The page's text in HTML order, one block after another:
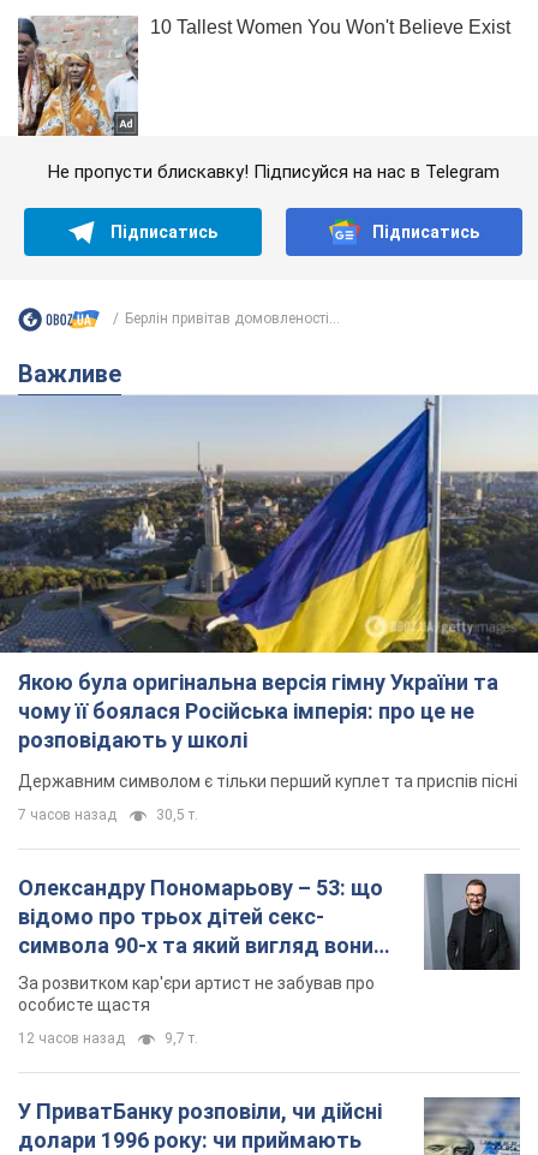
Не пропусти блискавку! Підписуйся на нас в Telegram
Підписатись Підписатись
Берлін привітав домовленості...
Важливе
Якою була оригінальна версія гімну України та
чому її боялася Російська імперія: про це не
розповідають у школі
Державним символом є тільки перший куплет та приспів пісні
7 часов назад 30,5 т.
Олександру Пономарьову – 53: що
відомо про трьох дітей секс-
символа 90-х та який вигляд вони
мають
За розвитком кар'єри артист не забував про
особисте щастя
12 часов назад 9,7 т.
У ПриватБанку розповіли, чи дійсні
долари 1996 року: чи приймають